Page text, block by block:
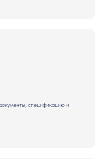
спецификацию и